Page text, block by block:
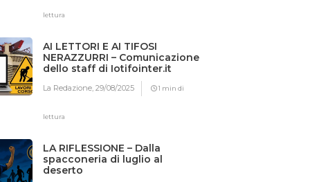
lettura
AI LETTORI E AI TIFOSI
NERAZZURRI – Comunicazione
dello staff di Iotifointer.it
La Redazione,29/08/2025 1 min di
lettura
LA RIFLESSIONE – Dalla
spacconeria di luglio al
deserto